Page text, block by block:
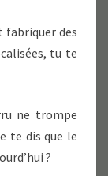
fabriquer des
tu te
ne trompe
te dis que le
?